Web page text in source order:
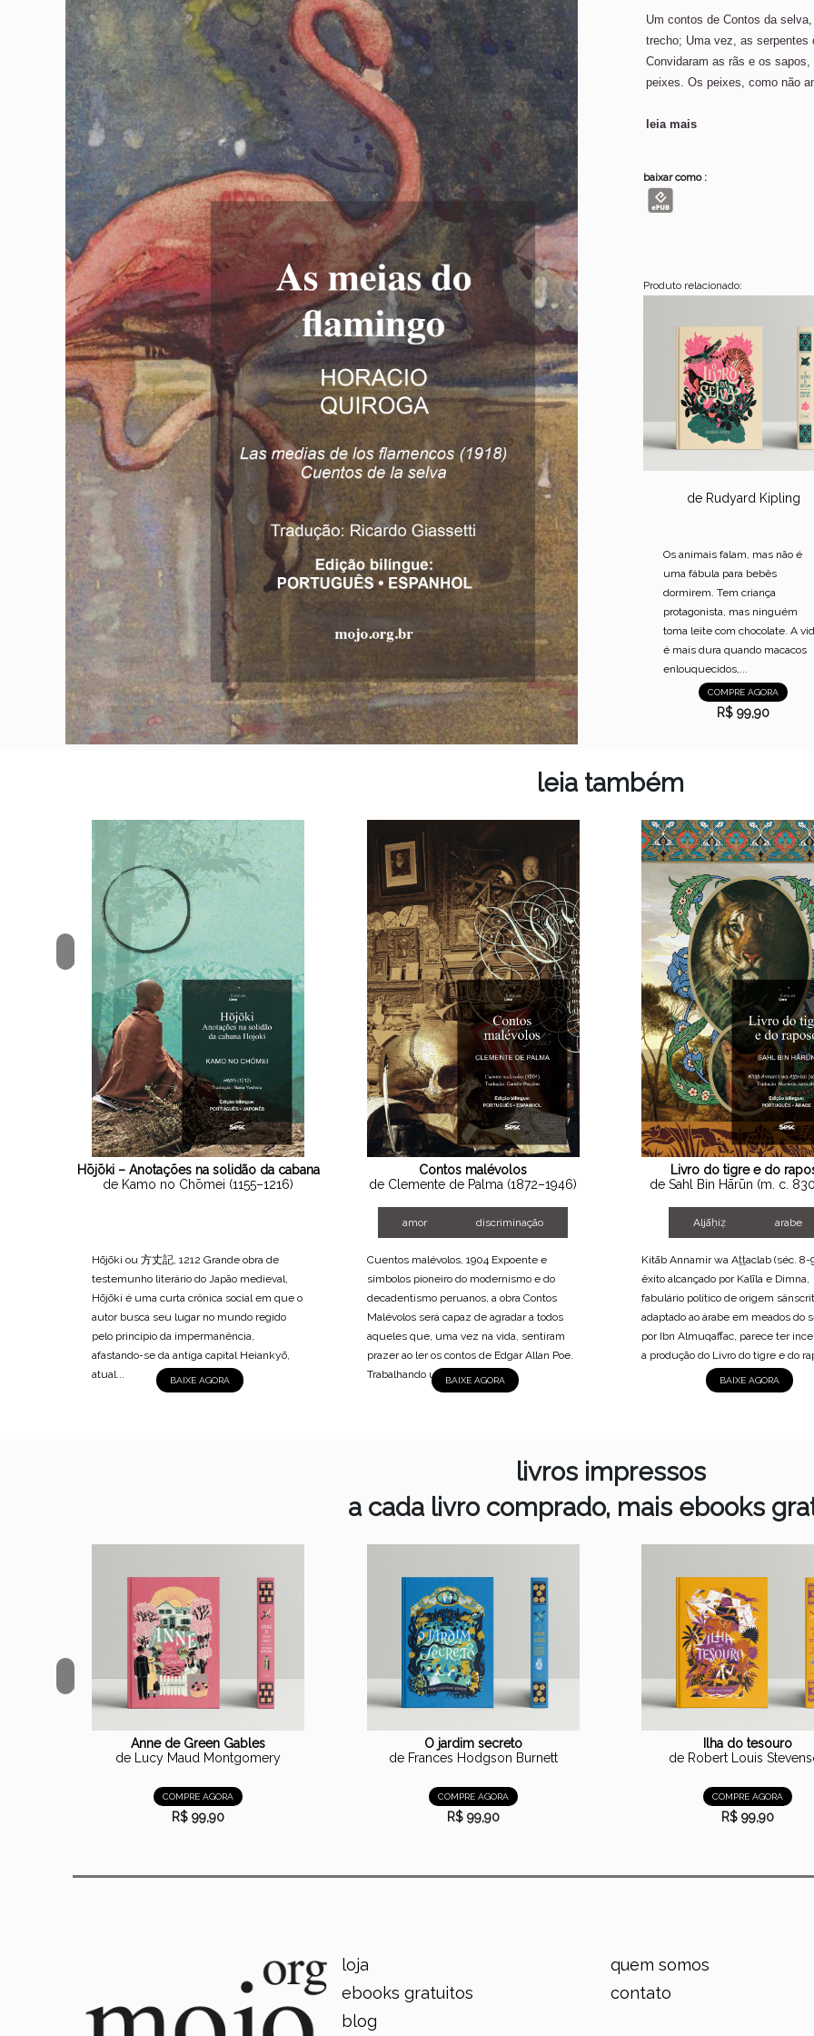
Um contos de Contos da
trecho; Uma vez, as serpentes
Convidaram as rãs e os
peixes. Os peixes, como não
leia mais
baixar como :
Produto relacionado:
de Rudyard Kipling
Os animais falam, mas não é
uma fábula para bebês
dormirem. Tem criança
protagonista, mas ninguém
toma leite com chocolate. A
é mais dura quando macacos
enlouquecidos,...
COMPRE AGORA
R$ 99,90
leia também
Hōjōki – Anotações na solidão da cabana
de Kamo no Chōmei (1155–1216)
Hōjōki ou 方丈記, 1212 Grande obra de
testemunho literário do Japão medieval,
Hōjōki é uma curta crônica social em que o
autor busca seu lugar no mundo regido
pelo princípio da impermanência,
afastando-se da antiga capital Heiankyō,
atual...
BAIXE AGORA
Contos malévolos
de Clemente de Palma (1872–1946)
amor discriminação
Cuentos malévolos, 1904 Expoente e
símbolos pioneiro do modernismo e do
decadentismo peruanos, a obra Contos
Malévolos será capaz de agradar a todos
aqueles que, uma vez na vida, sentiram
prazer ao ler os contos de Edgar Allan Poe.
Trabalhando uma...
BAIXE AGORA
Livro do tigre e do
de Sahl Bin Hārūn (m. c.
Aljāḥiẓ arabe
Kitāb Annamir wa Aṯṯaclab (séc. 8-
êxito alcançado por Kalīla e Dimna,
fabulário político de origem
adaptado ao árabe em meados do
por Ibn Almuqaffac, parece ter
a produção do Livro do tigre e do
BAIXE AGORA
<
livros impressos
a cada livro comprado, mais ebooks
Anne de Green Gables
de Lucy Maud Montgomery
COMPRE AGORA
R$ 99,90
O jardim secreto
de Frances Hodgson Burnett
COMPRE AGORA
R$ 99,90
Ilha do tesouro
de Robert Louis
COMPRE AGORA
R$ 99,90
<
loja
ebooks gratuitos
blog
quem somos
contato